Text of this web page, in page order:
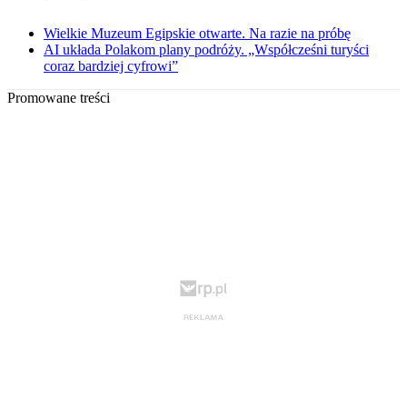
Wielkie Muzeum Egipskie otwarte. Na razie na próbę
AI układa Polakom plany podróży. „Współcześni turyści
coraz bardziej cyfrowi”
Promowane treści